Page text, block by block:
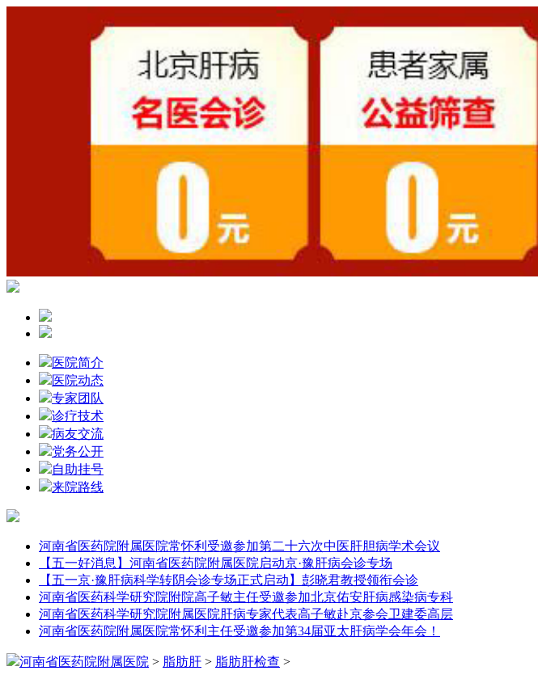
医院简介
医院动态
专家团队
诊疗技术
病友交流
党务公开
自助挂号
来院路线
河南省医药院附属医院常怀利受邀参加第二十六次中医肝胆病学术会议
【五一好消息】河南省医药院附属医院启动京·豫肝病会诊专场
【五一京·豫肝病科学转阴会诊专场正式启动】彭晓君教授领衔会诊
河南省医药科学研究院附院高子敏主任受邀参加北京佑安肝病感染病专科
河南省医药科学研究院附属医院肝病专家代表高子敏赴京参会卫建委高层
河南省医药院附属医院常怀利主任受邀参加第34届亚太肝病学会年会！
河南省医药院附属医院 > 脂肪肝 > 脂肪肝检查 >